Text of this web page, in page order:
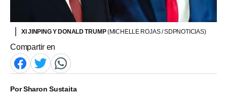
XI JINPING Y DONALD TRUMP(MICHELLE ROJAS / SDPNOTICIAS)
Compartir en
PorSharon Sustaita